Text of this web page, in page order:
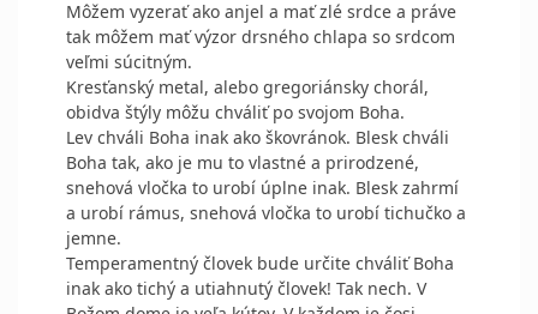
Môžem vyzerať ako anjel a mať zlé srdce a práve
tak môžem mať výzor drsného chlapa so srdcom
veľmi súcitným.
Kresťanský metal, alebo gregoriánsky chorál,
obidva štýly môžu chváliť po svojom Boha.
Lev chváli Boha inak ako škovránok. Blesk chváli
Boha tak, ako je mu to vlastné a prirodzené,
snehová vločka to urobí úplne inak. Blesk zahrmí
a urobí rámus, snehová vločka to urobí tichučko a
jemne.
Temperamentný človek bude určite chváliť Boha
inak ako tichý a utiahnutý človek! Tak nech. V